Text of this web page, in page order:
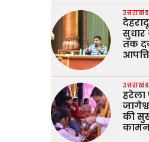
उत्तराखंड
सुधार
तक
उत्तराखंड
हरेला
की